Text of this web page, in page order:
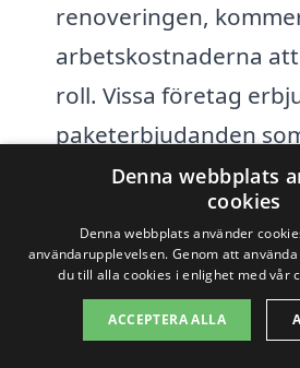
renoveringen,
arbetskostnaderna
roll. Vissa företag
paketerbjudanden
fördelaktiga, så det
jämföra olika offerter.
Design och planering:
designer för att
också påverka
Denna webbplats
cookies
Denna webbplats använder
användarupplevelsen. Genom att
du till alla cookies i enlighet med vår
ACCEPTERA ALLA